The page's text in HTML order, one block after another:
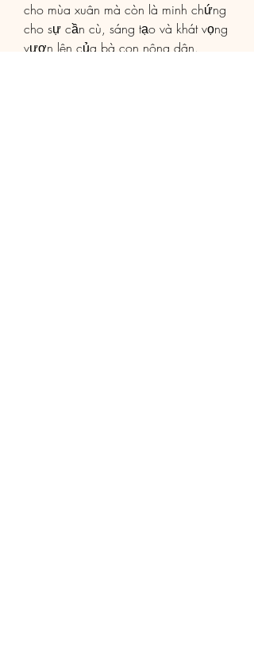
cho mùa xuân mà còn là minh chứng
cho sự cần cù, sáng tạo và khát vọng
vươn lên của bà con nông dân.